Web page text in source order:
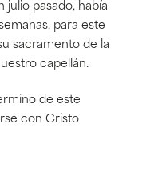
julio pasado, había
para este
sacramento de la
capellán.
de este
con Cristo